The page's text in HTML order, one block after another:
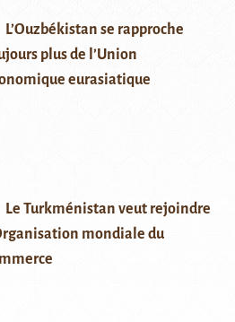
L’Ouzbékistan se rapproche
plus de l’Union
eurasiatique
Le Turkménistan veut rejoindre
mondiale du